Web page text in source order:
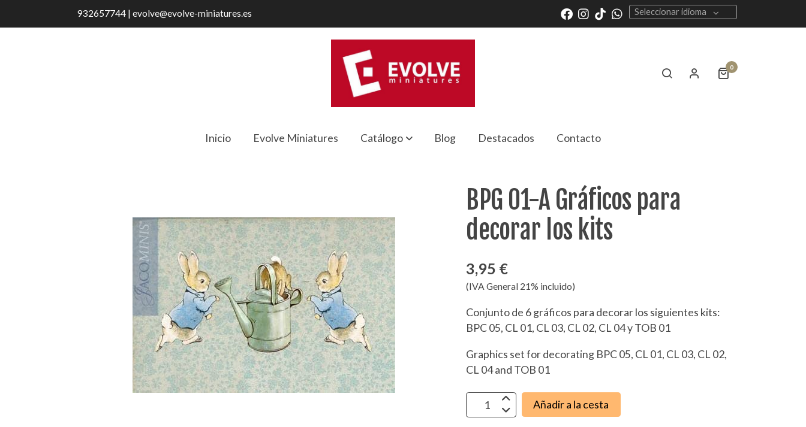
932657744 | evolve@evolve-miniatures.es Seleccionar idioma
0
Inicio Evolve Miniatures Catálogo Blog Destacados Contacto
BPG 01-A Gráficos para
decorar los kits
3,95 €
(IVA General 21% incluido)
Conjunto de 6 gráficos para decorar los siguientes kits:
BPC 05, CL 01, CL 03, CL 02, CL 04 y TOB 01
Graphics set for decorating BPC 05, CL 01, CL 03, CL 02,
CL 04 and TOB 01
Añadir a la cesta